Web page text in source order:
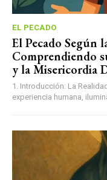
EL PECADO
El Pecado Según
Comprendiendo
y la Misericordia
1. Introducción: La Realidad
experiencia humana,